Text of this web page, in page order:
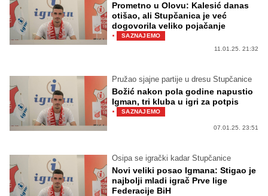
Prometno u Olovu: Kalesić danas
otišao, ali Stupčanica je već
dogovorila veliko pojačanje
·
SAZNAJEMO
11.01.25. 21:32
Pružao sjajne partije u dresu Stupčanice
Božić nakon pola godine napustio
Igman, tri kluba u igri za potpis
· SAZNAJEMO
07.01.25. 23:51
Osipa se igrački kadar Stupčanice
Novi veliki posao Igmana: Stigao je
najbolji mladi igrač Prve lige
Federacije BiH